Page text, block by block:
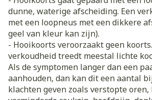
dunne, waterige afscheiding. Een
met een loopneus met een dikkere
geel van kleur kan zijn).
- Hooikoorts veroorzaakt geen
verkoudheid treedt meestal lichte
Als de symptomen langer dan een
aanhouden, dan kan dit een aantal
klachten geven zoals verstopte